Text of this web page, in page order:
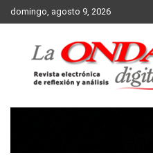
Skip
to
domingo, agosto 9, 2026